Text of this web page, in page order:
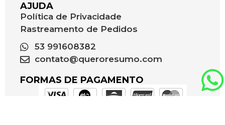
AJUDA
Política de Privacidade
Rastreamento de Pedidos
53 991608382
contato@queroresumo.com
FORMAS DE PAGAMENTO